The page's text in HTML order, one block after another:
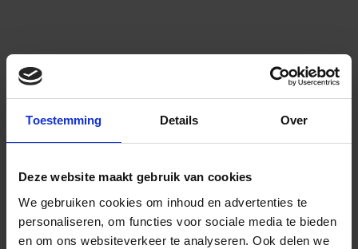
Toestemming Details Over
Deze website maakt gebruik van cookies
We gebruiken cookies om inhoud en advertenties te
personaliseren, om functies voor sociale media te bieden
en om ons websiteverkeer te analyseren. Ook delen we